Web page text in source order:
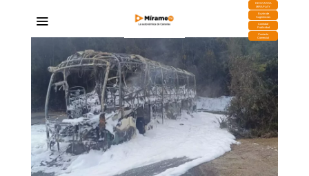
DESCARGA
MIRAPLAY
Buzón de
Sugerencias
Contratar
Publicidad
Contacto
Comercial